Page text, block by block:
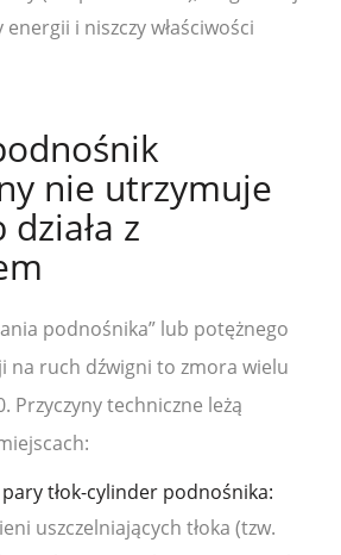
i niszczy właściwości
nie utrzymuje
z
podnośnika” lub potężnego
na ruch dźwigni to zmora wielu
Przyczyny techniczne leżą
tłok-cylinder podnośnika:
uszczelniających tłoka (tzw.